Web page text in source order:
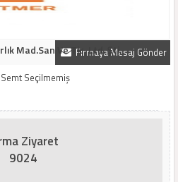
Firmaya Mesaj Gönder
Mad.San Ve Tic. Ltd. Şti.
Seçilmemiş
Ziyaret
9024